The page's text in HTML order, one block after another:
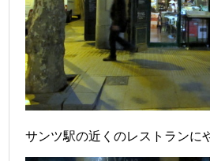
サンツ駅の近くのレストランに